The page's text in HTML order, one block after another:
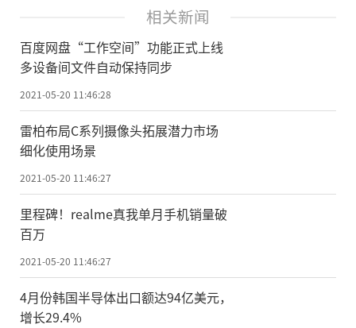
“工作空间”的存储大小取决与网盘和
电脑本地磁盘空间大小，当其中任何一方空
间不足时，将暂停同步。
需要注意的是，该功能虽然免费，但文
件在进行自动同步到电脑本地时会消耗同步
流量。每月每个用户会赠送免费的1GB定额同
步流量，免费同步流量仅当月有效，不结
转。开通SVIP会员，即可尊享无限同步特
权。
此外，将文件同步到电脑本地时，需要
相关新闻
百度网盘“工作空间”功能正式上线
多设备间文件自动保持同步
2021-05-20 11:46:28
雷柏布局C系列摄像头拓展潜力市场
细化使用场景
2021-05-20 11:46:27
里程碑！realme真我单月手机销量破
百万
2021-05-20 11:46:27
4月份韩国半导体出口额达94亿美元，
增长29.4%